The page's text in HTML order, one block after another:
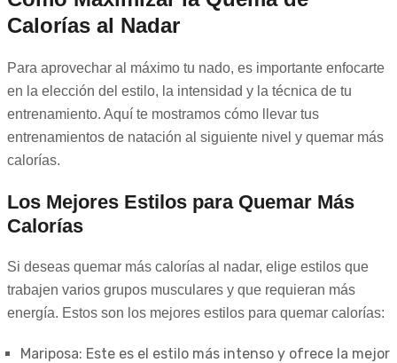
Calorías al Nadar
Para aprovechar al máximo tu nado, es importante enfocarte
en la elección del estilo, la intensidad y la técnica de tu
entrenamiento. Aquí te mostramos cómo llevar tus
entrenamientos de natación al siguiente nivel y quemar más
calorías.
Los Mejores Estilos para Quemar Más
Calorías
Si deseas quemar más calorías al nadar, elige estilos que
trabajen varios grupos musculares y que requieran más
energía. Estos son los mejores estilos para quemar calorías:
Mariposa: Este es el estilo más intenso y ofrece la mejor